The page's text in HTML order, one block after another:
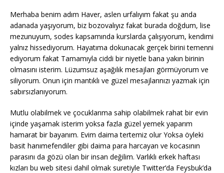
Merhaba benim adım Haver, aslen urfalıyım fakat şu anda
adanada yaşıyorum, biz bozovalıyız fakat burada doğdum, lise
mezunuyum, sodes kapsamında kurslarda çalışıyorum, kendimi
yalnız hissediyorum. Hayatıma dokunacak gerçek birini temenni
ediyorum fakat Tamamıyla ciddi bir niyetle bana yakın birinin
olmasını isterim. Lüzumsuz aşağılık mesajları görmüyorum ve
siliyorum. Onun için mantıklı ve güzel mesajlarınızı yazmak için
sabırsızlanıyorum.
Mutlu olabilmek ve çocuklarıma sahip olabilmek rahat bir evin
içinde yaşamak isterim yoksa fazla güzel yemek yaparım
hamarat bir bayanım. Evim daima tertemiz olur Yoksa öyleki
basit hanımefendiler gibi daima para harcayan ve kocasının
parasını da gözü olan bir insan değilim. Varlıklı erkek haftası
kızları bu web sitesi dahil olmak suretiyle Twitter’da Feysbuk’da